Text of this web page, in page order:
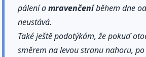
pálení amravenčeníběhem dne
neustává.
Také ještě podotýkám, že pokuď
směrem na levou stranu nahoru,